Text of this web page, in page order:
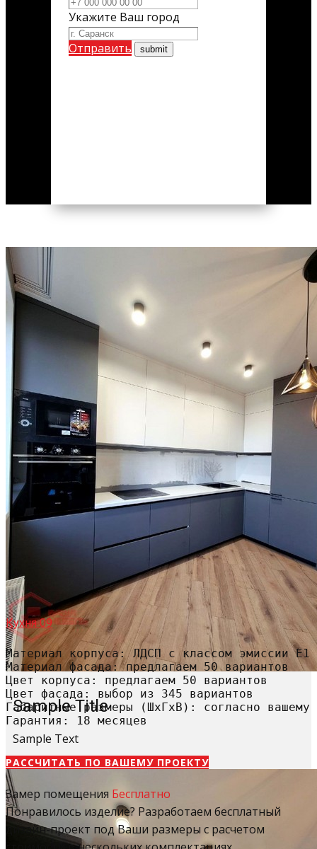
Укажите Ваш город
Отправить
Sample Title
Sample Text
Кухня 09
Материал корпуса: ЛДСП с классом эмиссии Е1
Материал фасада: предлагаем 50 вариантов
Цвет корпуса: предлагаем 50 вариантов
Цвет фасада: выбор из 345 вариантов
Габаритные размеры (ШхГхВ): согласно вашему
Гарантия: 18 месяцев
РАССЧИТАТЬ​ ПО ВАШЕМУ ПРОЕКТУ
Замер помещения Бесплатно
Понравилось изделие? Разработаем бесплатный
дизайн-проект под Ваши размеры с расчетом